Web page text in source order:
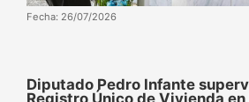
Fecha: 26/07/2026
Diputado Pedro Infante
Registro Único de Vivienda